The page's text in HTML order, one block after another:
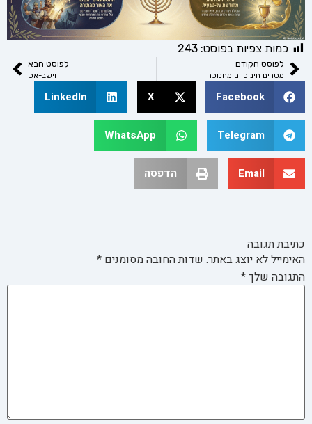
כמות צפיות בפוסט: 243
לפוסט הקודם
מסרים חינוכיים מחנוכה
לפוסט הבא
וישב-אס
Facebook
X
LinkedIn
Telegram
WhatsApp
Email הדפסה
כתיבת תגובה
האימייל לא יוצג באתר. שדות החובה מסומנים *
התגובה שלך*